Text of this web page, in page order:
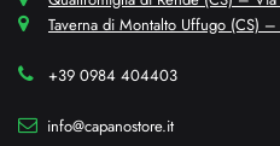
Taverna di Montalto Uffugo (CS)
+39 0984 404403
info@capanostore.it